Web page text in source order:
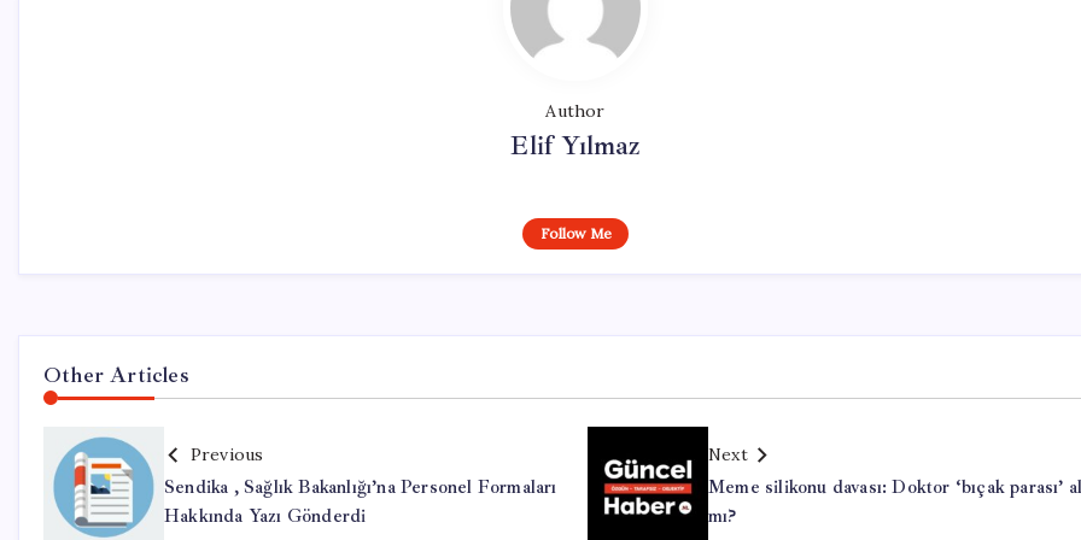
Author
Elif Yılmaz
Follow Me
Other Articles
Previous
Sendika , Sağlık Bakanlığı’na Personel Formaları
Hakkında Yazı Gönderdi
Next
Meme silikonu davası: Doktor ‘bıçak parası’
mı?